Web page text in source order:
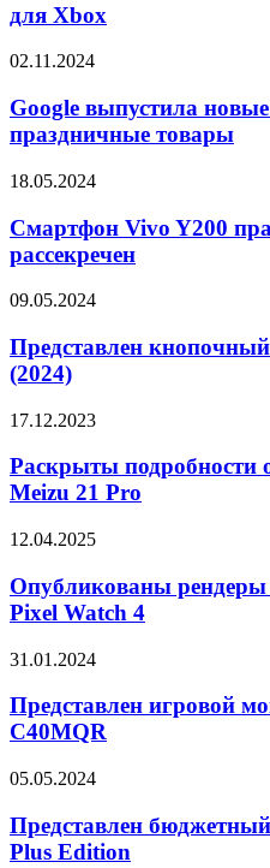
игровой
контроллер
Xbox
для Xbox
Google
новые
фирменные
праздничные
02.11.2024
Google выпустила
праздничные товары
Смартфон
Y200
практически
полностью
18.05.2024
Смартфон Vivo Y200
рассекречен
Представлен
телефон
Nokia
3210
09.05.2024
Представлен
(2024)
Раскрыты
о
будущем
смартфоне
21
17.12.2023
Раскрыты подробности
Meizu 21 Pro
Опубликованы
будущих
часов
Google
Watch
12.04.2025
Опубликованы рендеры
Pixel Watch 4
Представлен
монитор
Titan
Army
31.01.2024
Представлен игровой
C40MQR
Представлен
планшет
HTC
A101
05.05.2024
Представлен
Plus Edition